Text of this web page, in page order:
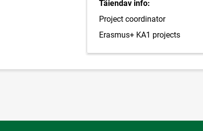
Täiendav info:
Project coordinator
Erasmus+ KA1 projects